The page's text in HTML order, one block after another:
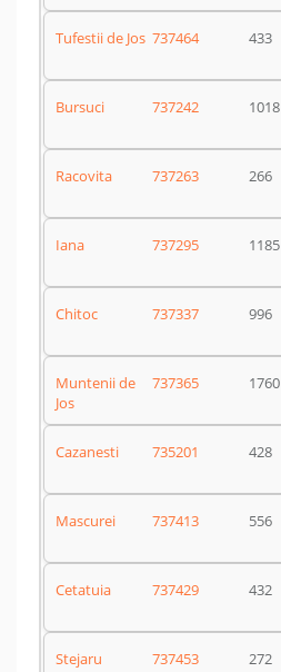
Tufestii de Jos 737464 433
Bursuci 737242 1018
Racovita 737263 266
Iana 737295 1185
Chitoc 737337 996
Muntenii de
Jos
737365 1760
Cazanesti 735201 428
Mascurei 737413 556
Cetatuia 737429 432
Stejaru 737453 272